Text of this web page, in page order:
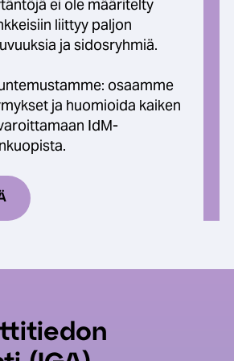
ei ole määritelty
liittyy paljon
ja sidosryhmiä.
osaamme
ja huomioida kaiken
IdM-